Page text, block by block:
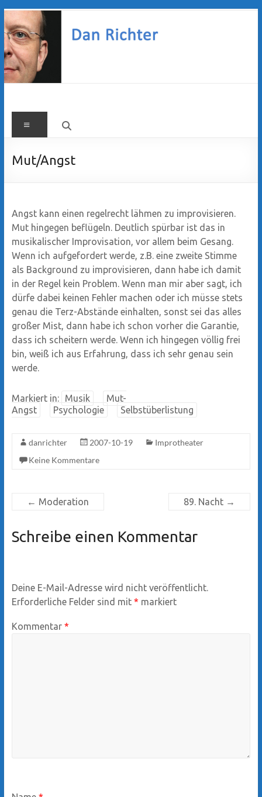
Zum
Inhalt
springen
Dan
Richter
Menü
Mut/Angst
Angst kann einen regelrecht lähmen zu improvisieren.
Mut hingegen beflügeln. Deutlich spürbar ist das in
musikalischer Improvisation, vor allem beim Gesang.
Wenn ich aufgefordert werde, z.B. eine zweite Stimme
als Background zu improvisieren, dann habe ich damit
in der Regel kein Problem. Wenn man mir aber sagt, ich
dürfe dabei keinen Fehler machen oder ich müsse stets
genau die Terz-Abstände einhalten, sonst sei das alles
großer Mist, dann habe ich schon vorher die Garantie,
dass ich scheitern werde. Wenn ich hingegen völlig frei
bin, weiß ich aus Erfahrung, dass ich sehr genau sein
werde.
Markiert in: Musik
Mut-
Angst
Psychologie Selbstüberlistung
danrichter 2007-10-19
Improtheater
Keine Kommentare
← Moderation 89. Nacht →
Schreibe einen Kommentar
Deine E-Mail-Adresse wird nicht veröffentlicht.
Erforderliche Felder sind mit * markiert
Kommentar *